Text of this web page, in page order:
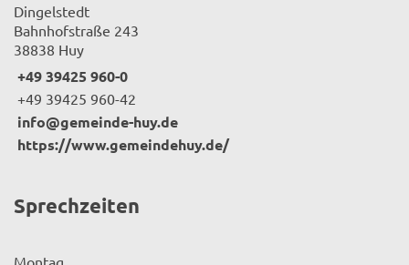
Dingelstedt
Bahnhofstraße 243
38838 Huy
+49 39425 960-0
+49 39425 960-42
info@gemeinde-huy.de
https://www.gemeindehuy.de/
Sprechzeiten